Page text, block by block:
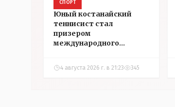
СПОРТ
Юный костанайский
теннисист стал
призером
международного
4 августа 2026 г. в 21:23 345